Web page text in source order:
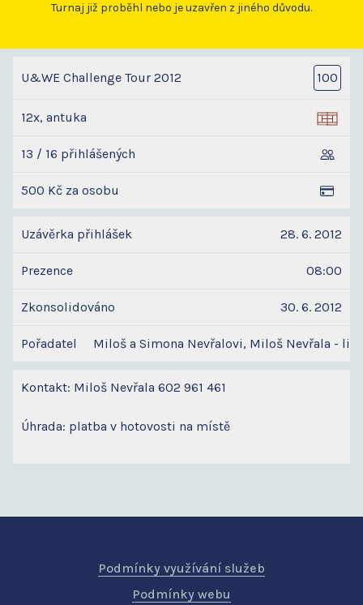
Turnaj již proběhl nebo je uzavřen z jiného důvodu.
U&WE Challenge Tour 2012 100
12x, antuka
13 / 16 přihlášených
500 Kč za osobu
Uzávěrka přihlášek 28. 6. 2012
Prezence 08:00
Zkonsolidováno 30. 6. 2012
Pořadatel Miloš a Simona Nevřalovi, Miloš Nevřala -
Kontakt: Miloš Nevřala 602 961 461
Úhrada: platba v hotovosti na místě
Podmínky využívání služeb
Podmínky webu